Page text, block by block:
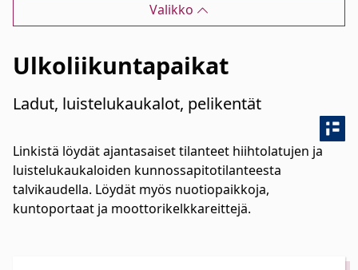
Elinvoima
Kulttuuri, vapaa-aika ja nuoret
Valikko
Ulkoliikuntapaikat
Ladut, luistelukaukalot, pelikentät
Linkistä löydät ajantasaiset tilanteet hiihtolatujen ja
luistelukaukaloiden kunnossapitotilanteesta
talvikaudella. Löydät myös nuotiopaikkoja,
kuntoportaat ja moottorikelkkareittejä.